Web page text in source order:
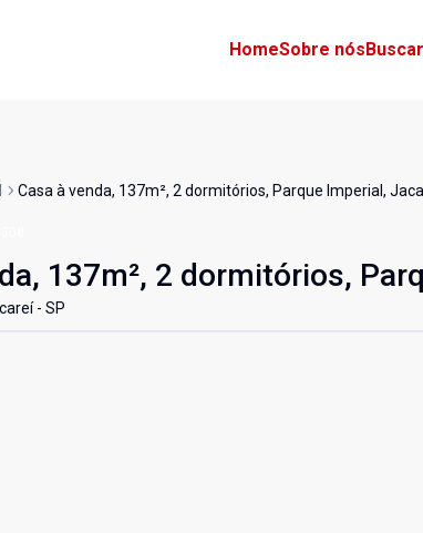
HomeSobre nós
Casa à venda, 137m², 2 dormitórios, Parque Imperial,
137m², 2 dormitórios,
- SP